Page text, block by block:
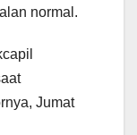
normal.
Jumat